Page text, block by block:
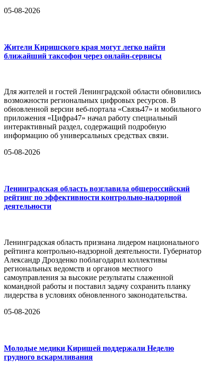
05-08-2026
Жители Киришского края могут легко найти
ближайший таксофон через онлайн-сервисы
Для жителей и гостей Ленинградской области обновились
возможности региональных цифровых ресурсов. В
обновленной версии веб-портала «Связь47» и мобильного
приложения «Цифра47» начал работу специальный
интерактивный раздел, содержащий подробную
информацию об универсальных средствах связи.
05-08-2026
Ленинградская область возглавила общероссийский
рейтинг по эффективности контрольно-надзорной
деятельности
Ленинградская область признана лидером национального
рейтинга контрольно-надзорной деятельности. Губернатор
Александр Дрозденко поблагодарил коллективы
региональных ведомств и органов местного
самоуправления за высокие результаты слаженной
командной работы и поставил задачу сохранить планку
лидерства в условиях обновленного законодательства.
05-08-2026
Молодые медики Киришей поддержали Неделю
грудного вскармливания